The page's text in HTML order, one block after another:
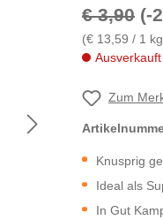
€ 3,90 (-
(€ 13,59 / 1
Ausverkauft
Zum
Knusprig
Ideal als
In Gut